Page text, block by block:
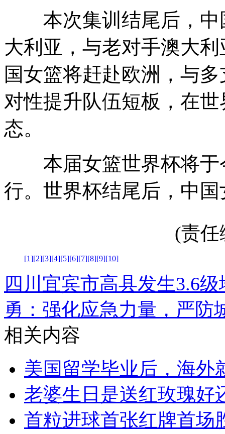
本次集训结尾后，中
大利亚，与老对手澳大
国女篮将赶赴欧洲，与
对性提升队伍短板，在
态。
本届女篮世界杯将于
行。世界杯结尾后，中
(责任
[1][2][3][4][5][6][7][8][9][10]
四川宜宾市高县发生3.6
勇：强化应急力量，严防
相关内容
美国留学毕业后，海外
老婆生日是送红玫瑰好
首粒进球首张红牌首场